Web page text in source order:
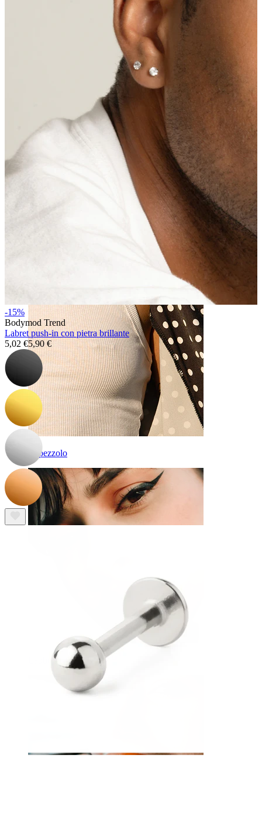
Capezzolo
Labbro
-15%
Bodymod Trend
Labret push-in con pietra brillante
5,02 €5,90 €